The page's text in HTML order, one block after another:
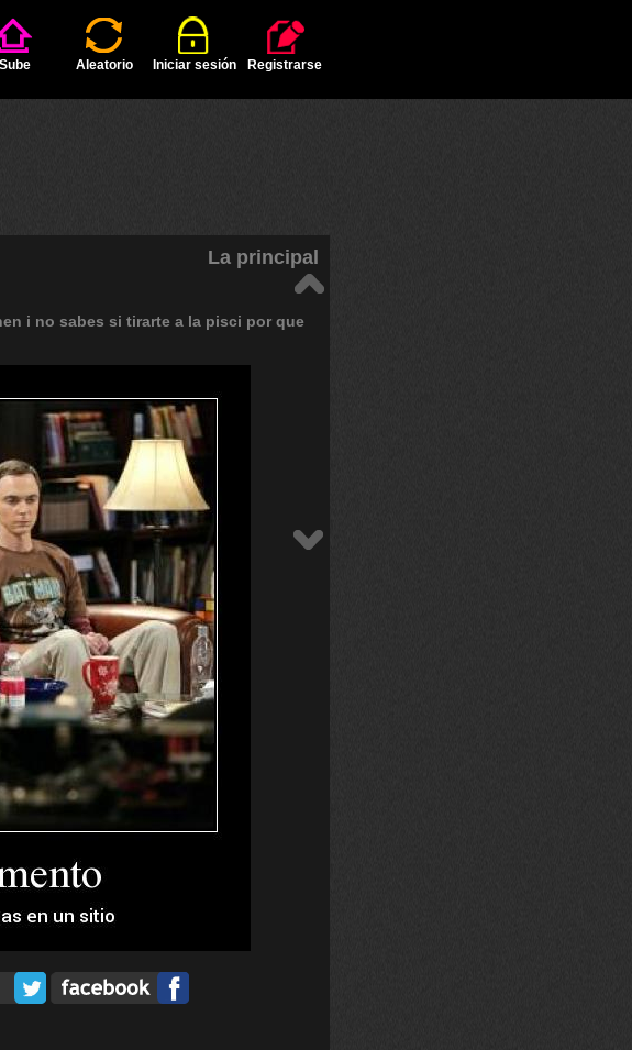
Sube Aleatorio Iniciar sesión Registrarse
La principal
i no sabes si tirarte a la pisci por que